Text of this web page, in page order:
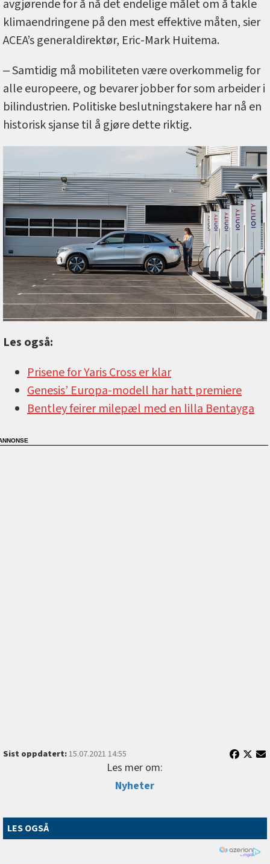
avgjørende for å nå det endelige målet om å takle
klimaendringene på den mest effektive måten, sier
ACEA’s generaldirektør, Eric-Mark Huitema.
‒ Samtidig må mobiliteten være overkommelig for
alle europeere, og bevarer jobber for som arbeider i
bilindustrien. Politiske beslutningstakere har nå en
historisk sjanse til å gjøre dette riktig.
Les også:
Prisene for Yaris Cross er klar
Genesis’ Europa-modell har hatt premiere
Bentley feirer milepæl med en lilla Bentayga
Sist oppdatert:15.07.2021 14:55
Les mer om:
Nyheter
LES OGSÅ